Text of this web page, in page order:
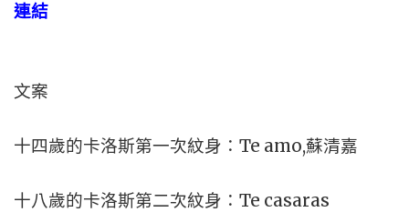
連結
文案
十四歲的卡洛斯第一次紋身：Te amo,蘇清嘉
十八歲的卡洛斯第二次紋身：Te casaras